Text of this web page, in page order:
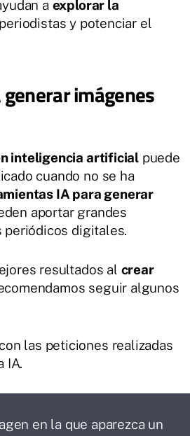
a explorar la
y potenciar el
imágenes
inteligencia artificial puede
cuando no se ha
IA para generar
aportar grandes
periódicos digitales.
resultados al crear
seguir algunos
las peticiones realizadas
IA.
en la que aparezca un